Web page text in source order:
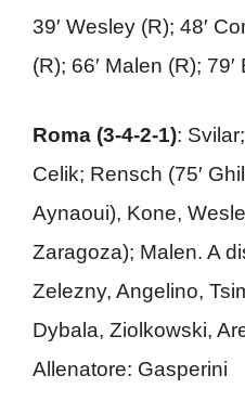
39′ Wesley (R); 48′
(R); 66′ Malen (R);
Roma (3-4-2-1):
Celik; Rensch (75′
Aynaoui), Kone,
Zaragoza); Malen. A
Zelezny, Angelino,
Dybala, Ziolkowski,
Allenatore: Gasperini